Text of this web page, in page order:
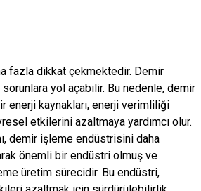
fazla dikkat çekmektedir. Demir
yol açabilir. Bu nedenle, demir
enerji kaynakları, enerji verimliliği
etkilerini azaltmaya yardımcı olur.
demir işleme endüstrisini daha
önemli bir endüstri olmuş ve
üretim sürecidir. Bu endüstri,